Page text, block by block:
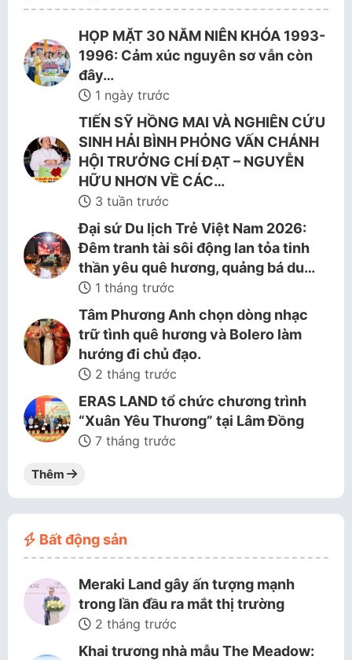
HỌP MẶT 30 NĂM NIÊN KHÓA 1993-
1996: Cảm xúc nguyên sơ vẫn còn
đây…
1 ngày trước
TIẾN SỸ HỒNG MAI VÀ NGHIÊN CỨU
SINH HẢI BÌNH PHỎNG VẤN CHÁNH
HỘI TRƯỞNG CHÍ ĐẠT – NGUYỄN
HỮU NHƠN VỀ CÁC…
3 tuần trước
Đại sứ Du lịch Trẻ Việt Nam 2026:
Đêm tranh tài sôi động lan tỏa tinh
thần yêu quê hương, quảng bá du…
1 tháng trước
Tâm Phương Anh chọn dòng nhạc
trữ tình quê hương và Bolero làm
hướng đi chủ đạo.
2 tháng trước
ERAS LAND tổ chức chương trình
“Xuân Yêu Thương” tại Lâm Đồng
7 tháng trước
Thêm
Bất động sản
Meraki Land gây ấn tượng mạnh
trong lần đầu ra mắt thị trường
2 tháng trước
Khai trương nhà mẫu The Meadow: